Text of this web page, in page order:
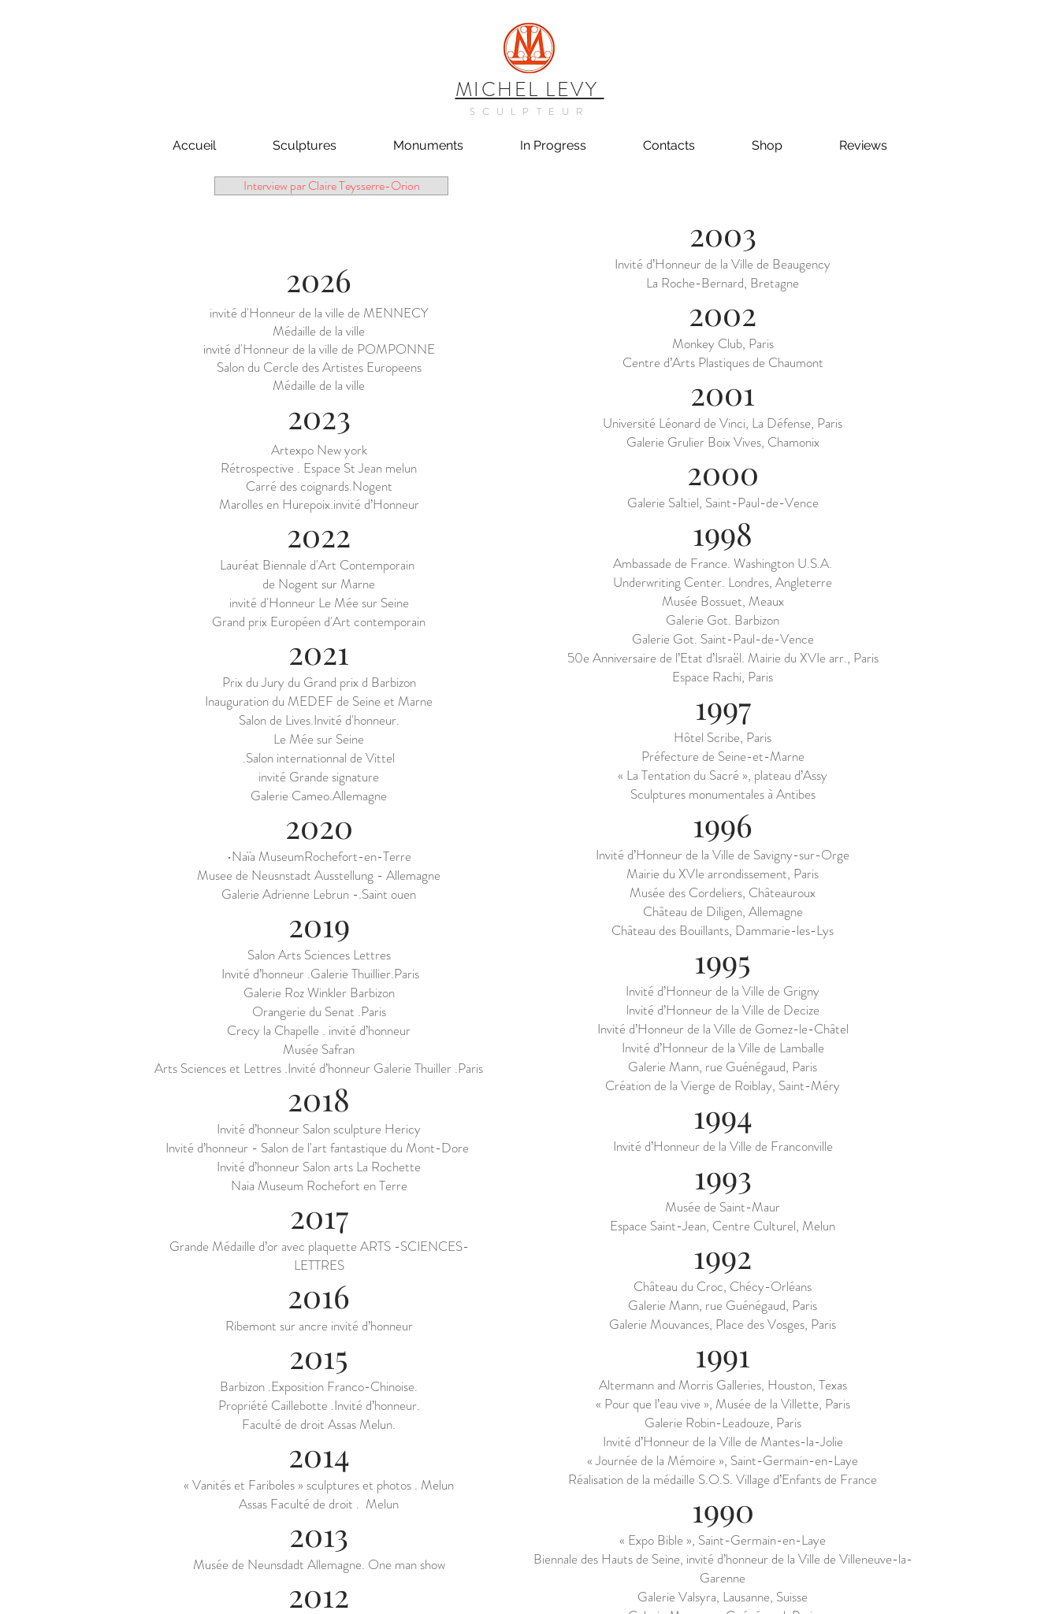
MICHEL LEVY
SCULPTEUR
Accueil Sculptures Monuments In Progress Contacts Shop Reviews
Interview par Claire Teysserre-Orion
2026
invité d'Honneur de la ville de MENNECY
Médaille de la ville
invité d'Honneur de la ville de POMPONNE
Salon du Cercle des Artistes Europeens
Médaille de la ville
2023
Artexpo New york
Rétrospective . Espace St Jean melun
Carré des coignards.Nogent
Marolles en Hurepoix.invité d’Honneur
2022
Lauréat Biennale d'Art Contemporain
de Nogent sur Marne
invité d'Honneur Le Mée sur Seine
Grand prix Européen d'Art contemporain
2021
Prix du Jury du Grand prix d Barbizon
Inauguration du MEDEF de Seine et Marne
Salon de Lives.Invité d'honneur.
Le Mée sur Seine
.Salon internationnal de Vittel
invité Grande signature
Galerie Cameo.Allemagne
2020
•Naïa MuseumRochefort-en-Terre
Musee de Neusnstadt Ausstellung - Allemagne
Galerie Adrienne Lebrun -.Saint ouen​
2019
Salon Arts Sciences Lettres
Invité d’honneur .Galerie Thuillier.Paris
Galerie Roz Winkler Barbizon
Orangerie du Senat .Paris
Crecy la Chapelle . invité d’honneur
Musée Safran
Arts Sciences et Lettres .Invité d’honneur Galerie Thuiller .Paris
2018
Invité d’honneur Salon sculpture Hericy
Invité d’honneur - Salon de l'art fantastique du Mont-Dore
Invité d’honneur Salon arts La Rochette
Naia Museum Rochefort en Terre
2017
Grande Médaille d’or avec plaquette ARTS -SCIENCES-
LETTRES
2016
Ribemont sur ancre invité d’honneur
2015
Barbizon .Exposition Franco-Chinoise.
Propriété Caillebotte .Invité d’honneur.
Faculté de droit Assas Melun.
2014
« Vanités et Fariboles » sculptures et photos . Melun
Assas Faculté de droit . Melun
2013
Musée de Neunsdadt Allemagne. One man show
2012
2003
Invité d’Honneur de la Ville de Beaugency
La Roche-Bernard, Bretagne
2002
Monkey Club, Paris
Centre d’Arts Plastiques de Chaumont
2001
Université Léonard de Vinci, La Défense, Paris
Galerie Grulier Boix Vives, Chamonix
2000
Galerie Saltiel, Saint-Paul-de-Vence
1998
Ambassade de France. Washington U.S.A.
Underwriting Center. Londres, Angleterre
Musée Bossuet, Meaux
Galerie Got. Barbizon
Galerie Got. Saint-Paul-de-Vence
50e Anniversaire de l’Etat d’Israël. Mairie du XVIe arr., Paris
Espace Rachi, Paris
1997
Hôtel Scribe, Paris
Préfecture de Seine-et-Marne
« La Tentation du Sacré », plateau d’Assy
Sculptures monumentales à Antibes
1996
Invité d’Honneur de la Ville de Savigny-sur-Orge
Mairie du XVIe arrondissement, Paris
Musée des Cordeliers, Châteauroux
Château de Diligen, Allemagne
Château des Bouillants, Dammarie-les-Lys
1995
Invité d’Honneur de la Ville de Grigny
lnvité d’Honneur de la Ville de Decize
Invité d’Honneur de la Ville de Gomez-le-Châtel
Invité d’Honneur de la Ville de Lamballe
Galerie Mann, rue Guénégaud, Paris
Création de la Vierge de Roiblay, Saint-Méry
1994
Invité d’Honneur de la Ville de Franconville
1993
Musée de Saint-Maur
Espace Saint-Jean, Centre Culturel, Melun
1992
Château du Croc, Chécy-Orléans
Galerie Mann, rue Guénégaud, Paris
Galerie Mouvances, Place des Vosges, Paris
1991
Altermann and Morris Galleries, Houston, Texas
« Pour que l’eau vive », Musée de la Villette, Paris
Galerie Robin-Leadouze, Paris
Invité d’Honneur de la Ville de Mantes-la-Jolie
« Journée de la Mémoire », Saint-Germain-en-Laye
Réalisation de la médaille S.O.S. Village d’Enfants de France
1990
« Expo Bible », Saint-Germain-en-Laye
Biennale des Hauts de Seine, invité d’honneur de la Ville de Villeneuve-la-
Garenne
Galerie Valsyra, Lausanne, Suisse